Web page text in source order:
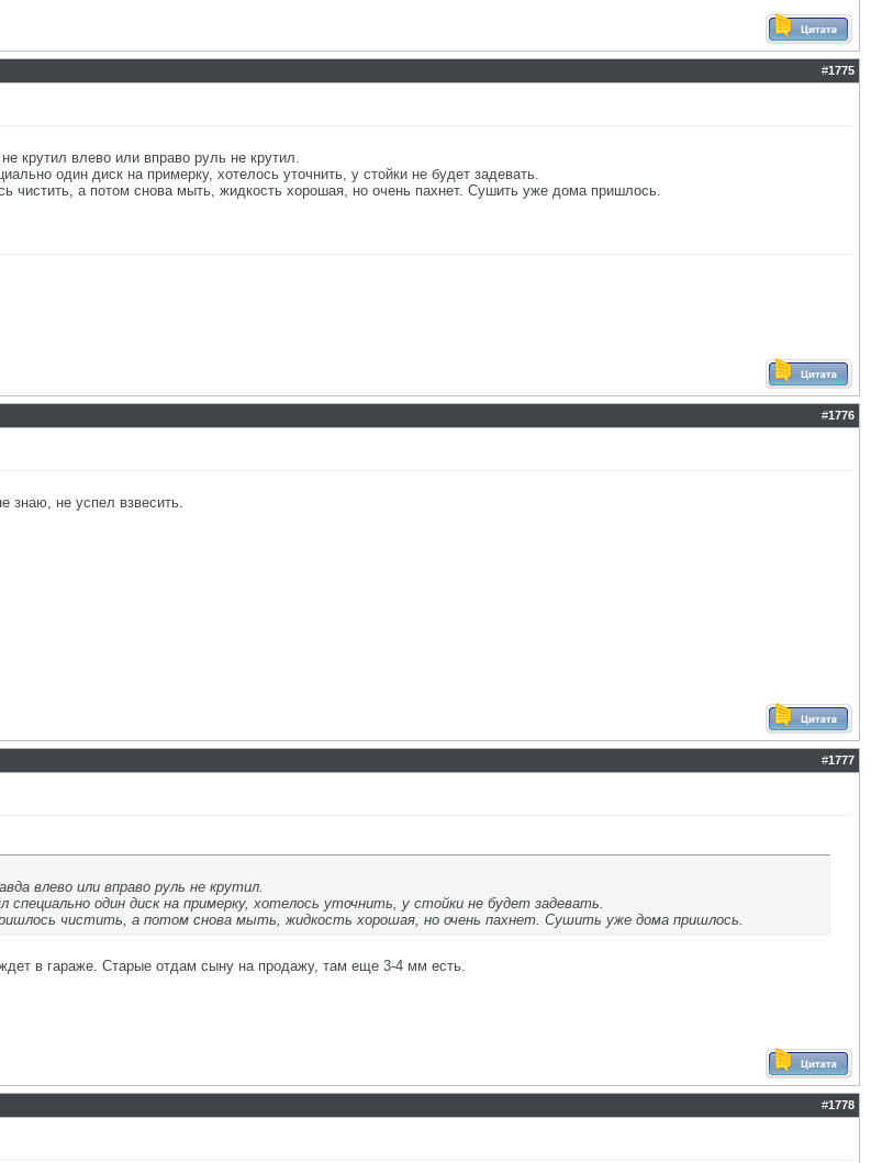
#1775
крутил влево или вправо руль не крутил.
один диск на примерку, хотелось уточнить, у стойки не будет задевать.
чистить, а потом снова мыть, жидкость хорошая, но очень пахнет. Сушить уже дома пришлось.
#1776
знаю, не успел взвесить.
#1777
влево или вправо руль не крутил.
специально один диск на примерку, хотелось уточнить, у стойки не будет задевать.
чистить, а потом снова мыть, жидкость хорошая, но очень пахнет. Сушить уже дома пришлось.
в гараже. Старые отдам сыну на продажу, там еще 3-4 мм есть.
#1778